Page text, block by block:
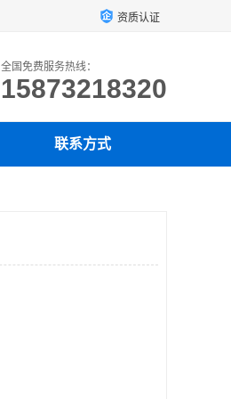
资质认证
全国免费服务热线：
15873218320
联系方式